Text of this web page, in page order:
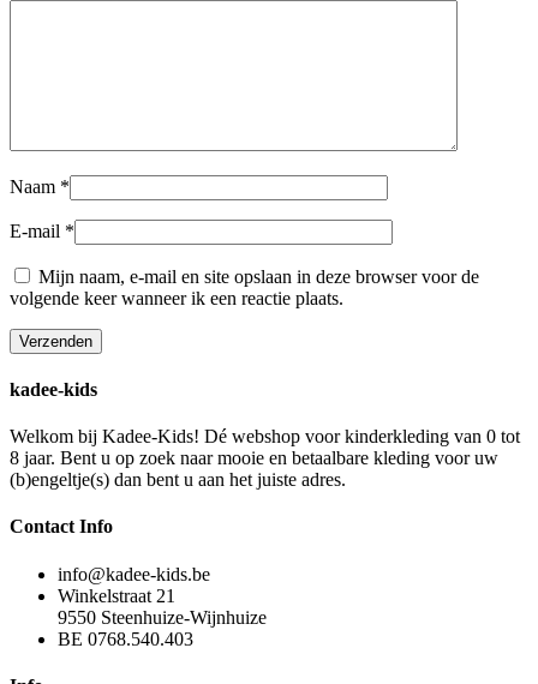
Naam *
E-mail *
Mijn naam, e-mail en site opslaan in deze browser voor de
volgende keer wanneer ik een reactie plaats.
kadee-kids
Welkom bij Kadee-Kids! Dé webshop voor kinderkleding van 0 tot
8 jaar. Bent u op zoek naar mooie en betaalbare kleding voor uw
(b)engeltje(s) dan bent u aan het juiste adres.
Contact Info
info@kadee-kids.be
Winkelstraat 21
9550 Steenhuize-Wijnhuize
BE 0768.540.403